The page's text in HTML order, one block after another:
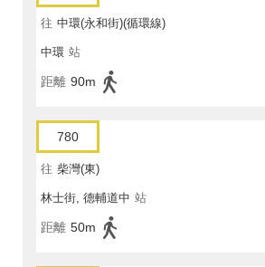
往 中環(永和街)(循環線)
中環 站
距離 90m
780
往 柴灣(東)
林士街, 德輔道中 站
距離 50m